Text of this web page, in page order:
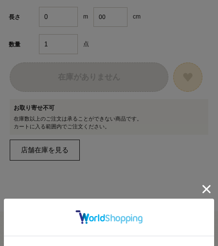
長さ m cm
数量 点
お取り寄せ不可
在庫数以上のご注文は承ることができない商品です。
カートに入る範囲内でご注文ください。
※新宿オカダヤ本店お取り扱い商品のご注文専用ページです※